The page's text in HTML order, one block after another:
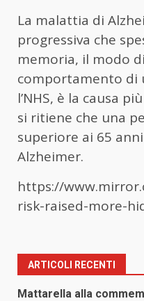
La malattia di
progressiva che
memoria, il modo
comportamento di
l’NHS, è la causa
si ritiene che una
superiore ai 65
Alzheimer.
https://
risk-raised-more-
ARTICOLI RECENTI
Mattarella alla